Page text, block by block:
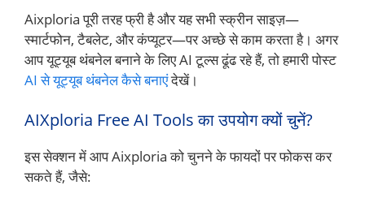
Aixploria पूरी तरह फ्री है और यह सभी स्क्रीन साइज़—
स्मार्टफोन, टैबलेट, और कंप्यूटर—पर अच्छे से काम करता है। अगर
आप यूट्यूब थंबनेल बनाने के लिए AI टूल्स ढूंढ रहे हैं, तो हमारी पोस्ट
AI से यूट्यूब थंबनेल कैसे बनाएंदेखें।
AIXploria Free AI Tools का उपयोग क्यों चुनें?
इस सेक्शन में आप Aixploria को चुनने के फायदों पर फोकस कर
सकते हैं, जैसे: